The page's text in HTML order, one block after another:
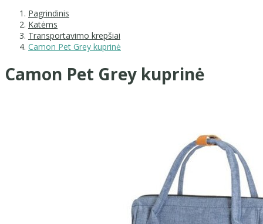
Pagrindinis
Katėms
Transportavimo krepšiai
Camon Pet Grey kuprinė
Camon Pet Grey kuprinė